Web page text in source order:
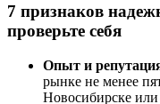
7 признаков
проверьте себя
Опыт и
рынке не менее
Новосибирске